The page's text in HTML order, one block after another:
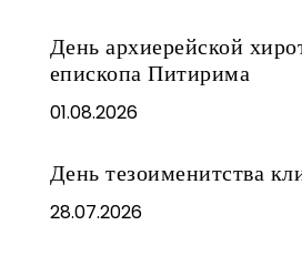
День архиерейской
епископа Питирима
01.08.2026
День тезоименитства
28.07.2026